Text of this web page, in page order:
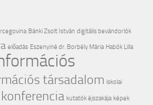
Bánki Zsolt István digitális bevándorlók
előadás Eszenyiné dr. Borbély Mária Habók Lilla
társadalom iskolai
konferencia kutatók éjszakája képek